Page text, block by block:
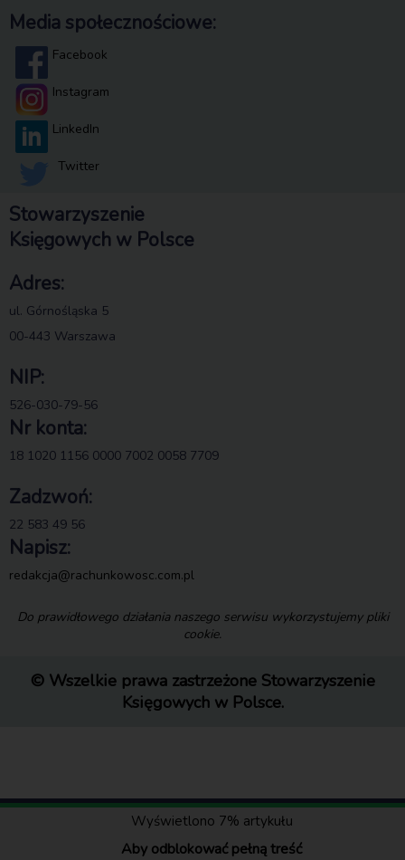
Wyświetlono 7% artykułu
Aby odblokować pełną treść
Media społecznościowe:
Facebook
Instagram
LinkedIn
Twitter
Stowarzyszenie
Księgowych w Polsce
Adres:
ul. Górnośląska 5
00-443 Warszawa
NIP:
526-030-79-56
Nr konta:
18 1020 1156 0000 7002 0058 7709
Zadzwoń:
22 583 49 56
Napisz:
redakcja@rachunkowosc.com.pl
Do prawidłowego działania naszego serwisu wykorzystujemy pliki
cookie.
© Wszelkie prawa zastrzeżone Stowarzyszenie
Księgowych w Polsce.